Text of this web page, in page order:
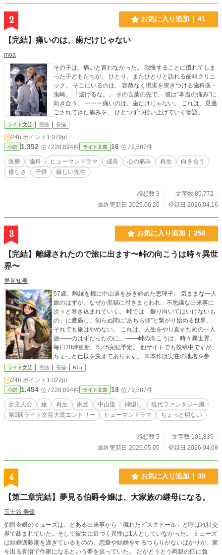
2 お気に入り追加 41
【完結】痛いのは、歯だけじゃない
moa
その子は、痛いと言わなかった。 我慢することに慣れてしま
った子どもたちが、 ひとり、またひとりと訪れる歯科クリニ
ック。 そこにいるのは、 容赦なく現実を突きつける歯科医・
鬼崎。 「逃げるな。」 その言葉の先で、 彼は“本当の痛み”に
向き合う。 ーーー痛いのは、歯だけじゃない。 これは、見過
ごされてきた痛みを、 ひとつずつ拾い上げていく物語。
ライト文芸 完結 長編
24h.ポイント 1,079pt
小説 1,352 位 / 228,894件 ライト文芸 16 位 / 9,587件
医療 歯科 ヒューマンドラマ 成長 心の痛み 再生
向き合う
優しさ
子供 厳しい先生
感想数 3
文字数 85,772
最終更新日 2026.06.20
登録日 2026.04.16
3 お気に入り追加 258
【完結】離縁されたので旅に出ます〜峠の向こうは時々異世
界〜
里見知美
57歳、離縁を機に中山道を歩き始めた恵理子。 気ままな一人
旅のはずが、なぜか黒猫に付きまとわれ、不思議な出来事に
次々と巻き込まれていく。 峠では「振り向いてはいけないも
の」に遭遇し、知らぬ間に“あちら側”と繋がり始める世界。
それでも旅はやめない。 これは、人生をやり直すための一人
旅――のはずだったのに。 ――峠の向こうは、時々異世界。
毎日20時更新。5／5完結予定。 他サイトでも投稿中ですが、
ちょっと仕様を変えてあります。 ※本作は実在の地名を参考
にしたフィクションです。
ライト文芸 完結 長編 R15
24h.ポイント 1,022pt
小説 1,454 位 / 228,894件 ライト文芸 19 位 / 9,587件
女主人公 旅 再生 家族 中山道 神隠し
現代ファンタジー風
第9回ライト文芸大賞エントリー
ヒューマンドラマ ちょっと切ない
感想数 5
文字数 101,835
最終更新日 2026.05.05
登録日 2026.04.08
4 お気に入り追加 38
【第二章完結】夢見る伯爵令嬢は、大家族の継母になる。
五十鈴 美優
伯爵令嬢のミューズは、とある出来事から「穢れたビスクドール」と呼ばれ社交
界で疎まれていた。そして彼女に近づく異性は1人としていなかった。 ミューズ
は結婚適齢期を過ぎているものの、恋愛や結婚をするつもりがないばかりか、家
を出る覚悟で作家になるという夢を追っていた。 だがとうとう両親の圧に負